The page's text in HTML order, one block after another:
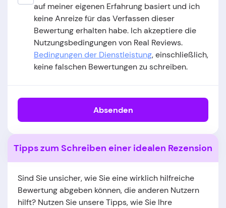
auf meiner eigenen Erfahrung basiert und ich
keine Anreize für das Verfassen dieser
Bewertung erhalten habe. Ich akzeptiere die
Nutzungsbedingungen von Real Reviews.
Bedingungen der Dienstleistung, einschließlich,
keine falschen Bewertungen zu schreiben.
Absenden
Tipps zum Schreiben einer idealen Rezension
Sind Sie unsicher, wie Sie eine wirklich hilfreiche
Bewertung abgeben können, die anderen Nutzern
hilft? Nutzen Sie unsere Tipps, wie Sie Ihre